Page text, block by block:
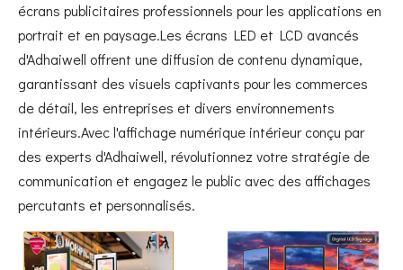
écrans publicitaires professionnels pour les applications en
portrait et en paysage.Les écrans LED et LCD avancés
d'Adhaiwell offrent une diffusion de contenu dynamique,
garantissant des visuels captivants pour les commerces
de détail, les entreprises et divers environnements
intérieurs.Avec l'affichage numérique intérieur conçu par
des experts d'Adhaiwell, révolutionnez votre stratégie de
communication et engagez le public avec des affichages
percutants et personnalisés.